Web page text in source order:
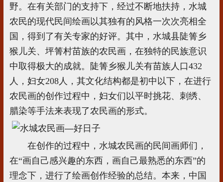
野。在有关部门的支持下，经过不断地扶持，水城
农民的现代民间绘画以其独有的风格一次次亮相全
国，得到了有关专家的好评。其中，水城县陡箐乡
猴儿关、坪箐村苗族的农民画，在独特的民族意识
中取得极大的成就。陡箐乡猴儿关有苗族人口432
人，妇女208人，其文化结构都是初中以下，在进行
农民画的创作过程中，妇女们以平时挑花、刺绣、
腊染等手法来表现了农民画的形式。
在创作的过程中，水城农民画的民间画师们，
在“画自己感兴趣的东西，画自己最熟悉的东西”的
理念下，进行了绘画创作经验的总结。本来，中国